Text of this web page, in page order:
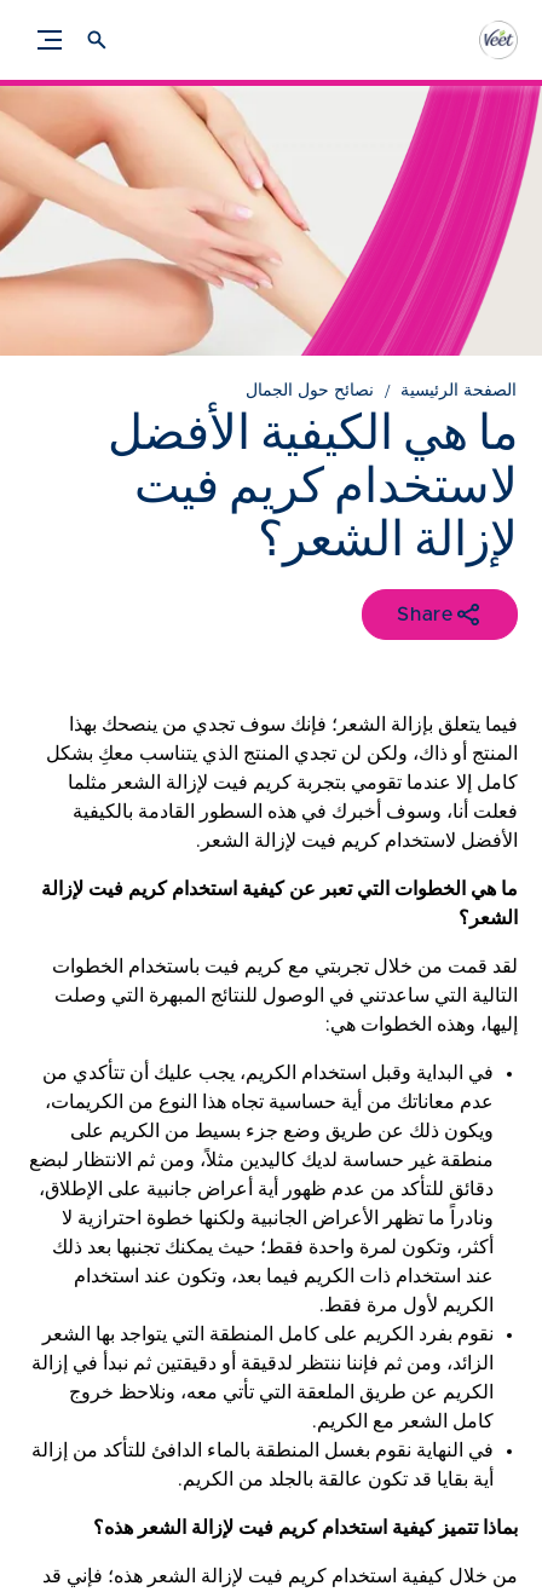
الصفحة الرئيسية نصائح حول الجمال
ما هي الكيفية الأفضل
لاستخدام كريم فيت
لإزالة الشعر؟
Share
فيما يتعلق بإزالة الشعر؛ فإنك سوف تجدي من ينصحك بهذا
المنتج أو ذاك، ولكن لن تجدي المنتج الذي يتناسب معكِ بشكل
كامل إلا عندما تقومي بتجربة كريم فيت لإزالة الشعر مثلما
فعلت أنا، وسوف أخبرك في هذه السطور القادمة بالكيفية
الأفضل لاستخدام كريم فيت لإزالة الشعر.
ما هي الخطوات التي تعبر عن كيفية استخدام كريم فيت لإزالة
الشعر؟
لقد قمت من خلال تجربتي مع كريم فيت باستخدام الخطوات
التالية التي ساعدتني في الوصول للنتائج المبهرة التي وصلت
إليها، وهذه الخطوات هي:
في البداية وقبل استخدام الكريم، يجب عليك أن تتأكدي من
عدم معاناتك من أية حساسية تجاه هذا النوع من الكريمات،
ويكون ذلك عن طريق وضع جزء بسيط من الكريم على
منطقة غير حساسة لديك كاليدين مثلاً، ومن ثم الانتظار لبضع
دقائق للتأكد من عدم ظهور أية أعراض جانبية على الإطلاق،
ونادراً ما تظهر الأعراض الجانبية ولكنها خطوة احترازية لا
أكثر، وتكون لمرة واحدة فقط؛ حيث يمكنك تجنبها بعد ذلك
عند استخدام ذات الكريم فيما بعد، وتكون عند استخدام
الكريم لأول مرة فقط.
نقوم بفرد الكريم على كامل المنطقة التي يتواجد بها الشعر
الزائد، ومن ثم فإننا ننتظر لدقيقة أو دقيقتين ثم نبدأ في إزالة
الكريم عن طريق الملعقة التي تأتي معه، ونلاحظ خروج
كامل الشعر مع الكريم.
في النهاية نقوم بغسل المنطقة بالماء الدافئ للتأكد من إزالة
أية بقايا قد تكون عالقة بالجلد من الكريم.
بماذا تتميز كيفية استخدام كريم فيت لإزالة الشعر هذه؟
من خلال كيفية استخدام كريم فيت لإزالة الشعر هذه؛ فإني قد